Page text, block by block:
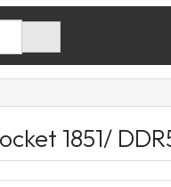
1851/